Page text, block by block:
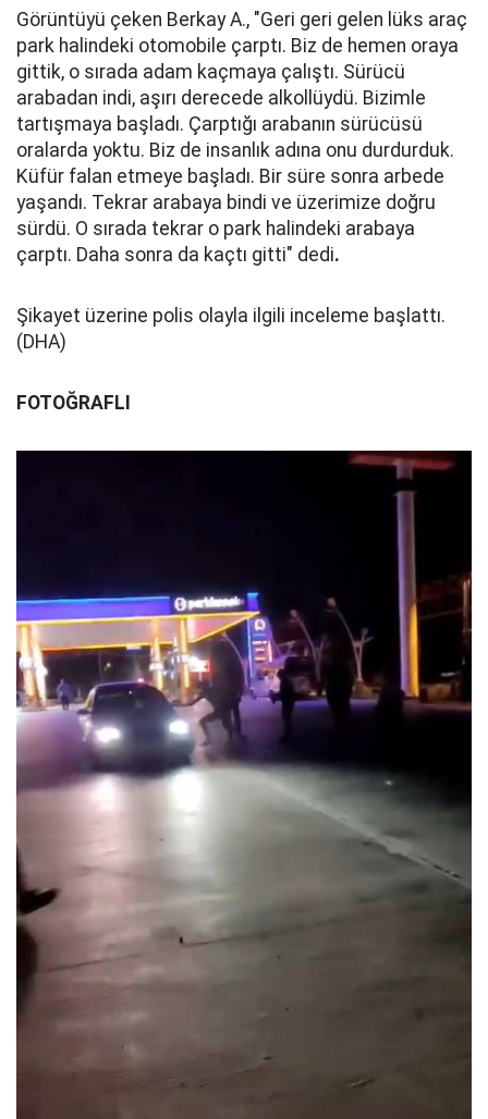
Görüntüyü çeken Berkay A., "Geri geri gelen lüks araç
park halindeki otomobile çarptı. Biz de hemen oraya
gittik, o sırada adam kaçmaya çalıştı. Sürücü
arabadan indi, aşırı derecede alkollüydü. Bizimle
tartışmaya başladı. Çarptığı arabanın sürücüsü
oralarda yoktu. Biz de insanlık adına onu durdurduk.
Küfür falan etmeye başladı. Bir süre sonra arbede
yaşandı. Tekrar arabaya bindi ve üzerimize doğru
sürdü. O sırada tekrar o park halindeki arabaya
çarptı. Daha sonra da kaçtı gitti" dedi.
Şikayet üzerine polis olayla ilgili inceleme başlattı.
(DHA)
FOTOĞRAFLI